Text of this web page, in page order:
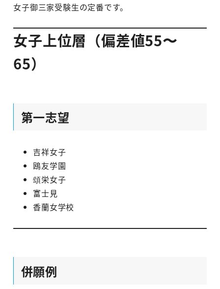
女子御三家受験生の定番です。
女子上位層（偏差値55〜
65）
第一志望
吉祥女子
鴎友学園
頌栄女子
富士見
香蘭女学校
併願例